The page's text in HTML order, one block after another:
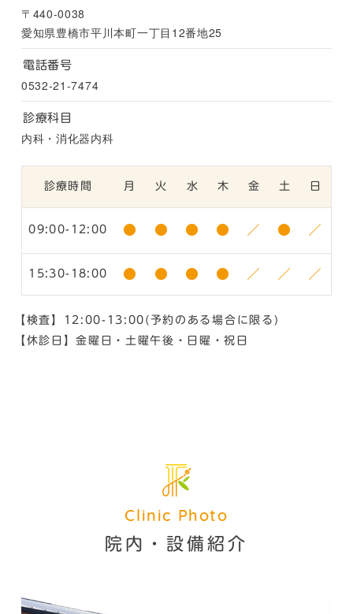
〒440-0038
愛知県豊橋市平川本町一丁目12番地25
電話番号
0532-21-7474
診療科目
内科・消化器内科
診療時間 月 火 水 木 金 土 日
09:00-12:00 ● ● ● ● ／ ● ／
15:30-18:00 ● ● ● ● ／ ／ ／
【検査】12:00-13:00(予約のある場合に限る)
【休診日】金曜日・土曜午後・日曜・祝日
Clinic Photo
院内・設備紹介